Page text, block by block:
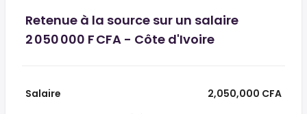
Retenue à la source sur un salaire
2 050 000 F CFA - Côte d'Ivoire
Salaire
2,050,000 CFA